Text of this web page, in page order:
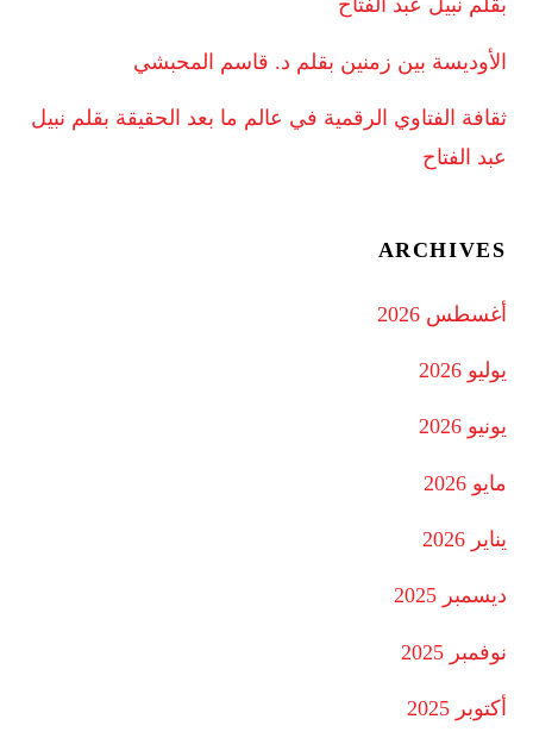
بقلم نبيل عبد الفتاح
الأوديسة بين زمنين بقلم د. قاسم المحبشي
ثقافة الفتاوي الرقمية في عالم ما بعد الحقيقة بقلم نبيل
عبد الفتاح
ARCHIVES
أغسطس 2026
يوليو 2026
يونيو 2026
مايو 2026
يناير 2026
ديسمبر 2025
نوفمبر 2025
أكتوبر 2025